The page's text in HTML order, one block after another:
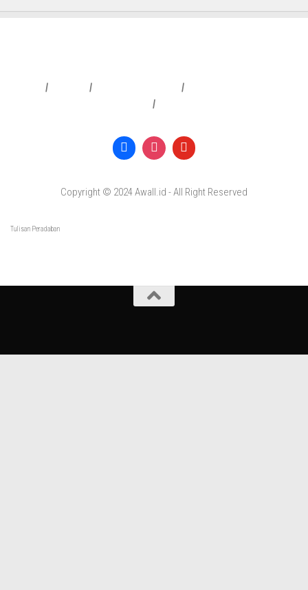
| | |
|
Copyright © 2024 Awall.id - All Right Reserved
Tulisan Peradaban